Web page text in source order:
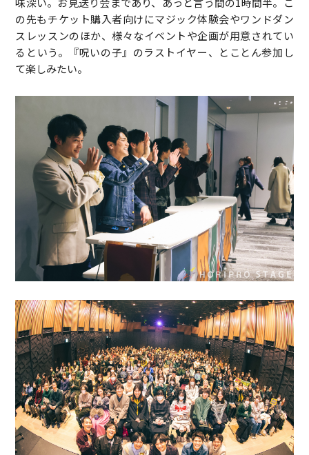
の先もチケット購入者向けにマジック体験会やワンドダン
スレッスンのほか、様々なイベントや企画が用意されてい
るという。『呪いの子』のラストイヤー、とことん参加し
て楽しみたい。